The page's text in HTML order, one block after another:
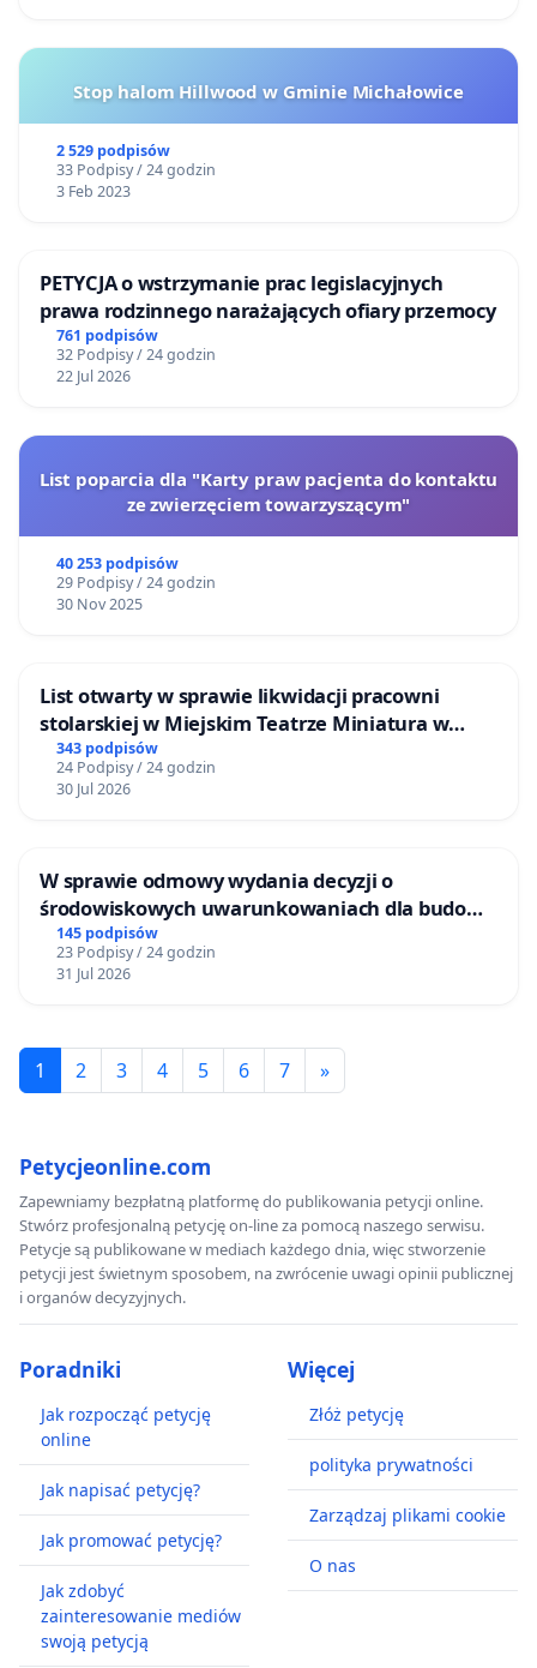
Stop halom Hillwood w Gminie Michałowice
2 529 podpisów
33 Podpisy / 24 godzin
3 Feb 2023
PETYCJA o wstrzymanie prac legislacyjnych
prawa rodzinnego narażających ofiary przemocy
761 podpisów
32 Podpisy / 24 godzin
22 Jul 2026
List poparcia dla "Karty praw pacjenta do kontaktu
ze zwierzęciem towarzyszącym"
40 253 podpisów
29 Podpisy / 24 godzin
30 Nov 2025
List otwarty w sprawie likwidacji pracowni
stolarskiej w Miejskim Teatrze Miniatura w
Gdańsku
343 podpisów
24 Podpisy / 24 godzin
30 Jul 2026
W sprawie odmowy wydania decyzji o
środowiskowych uwarunkowaniach dla budowy
zakładu wytwarzania biometanu „Krynki” w
Ostrowiu Południowym oraz ochrony
mieszkańców i Puszczy Knyszyńskiej
145 podpisów
23 Podpisy / 24 godzin
31 Jul 2026
1 2 3 4 5 6 7 »
Petycjeonline.com
Zapewniamy bezpłatną platformę do publikowania petycji online.
Stwórz profesjonalną petycję on-line za pomocą naszego serwisu.
Petycje są publikowane w mediach każdego dnia, więc stworzenie
petycji jest świetnym sposobem, na zwrócenie uwagi opinii publicznej
i organów decyzyjnych.
Poradniki
Jak rozpocząć petycję
online
Jak napisać petycję?
Jak promować petycję?
Jak zdobyć
zainteresowanie mediów
swoją petycją
Więcej
Złóż petycję
polityka prywatności
Zarządzaj plikami cookie
O nas